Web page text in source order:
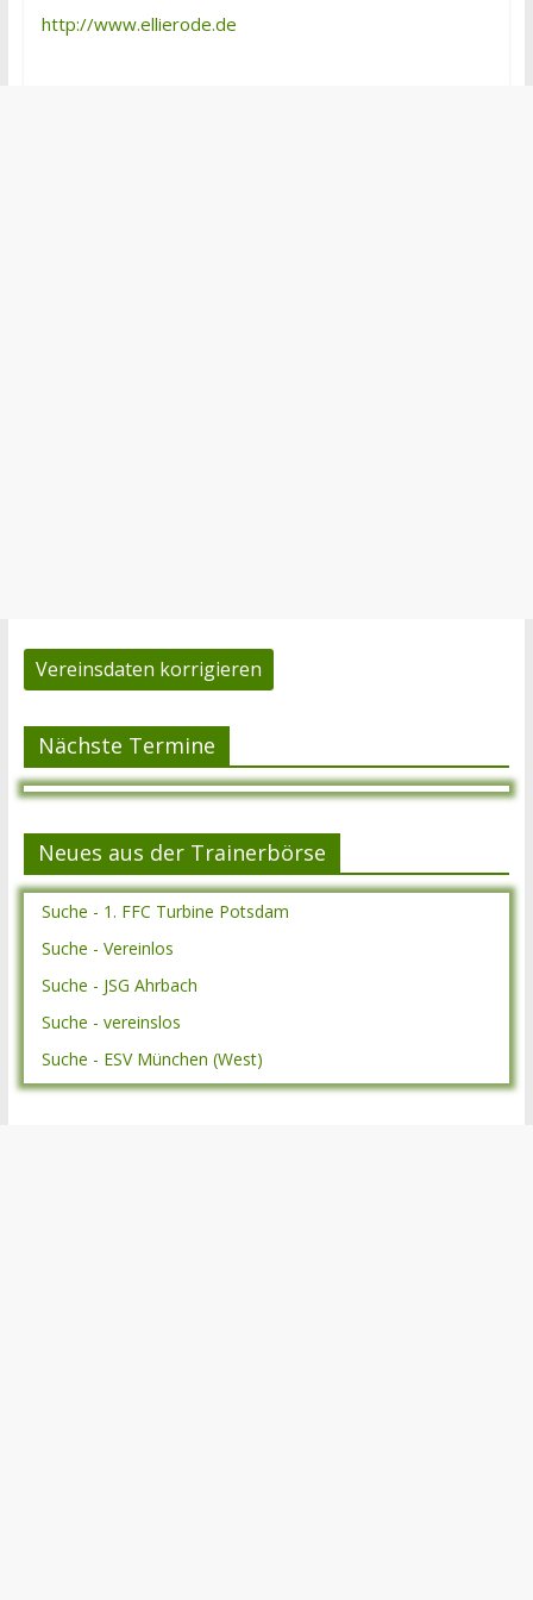
http://www.ellierode.de
Vereinsdaten korrigieren
Nächste Termine
Neues aus der Trainerbörse
Suche - 1. FFC Turbine Potsdam
Suche - Vereinlos
Suche - JSG Ahrbach
Suche - vereinslos
Suche - ESV München (West)